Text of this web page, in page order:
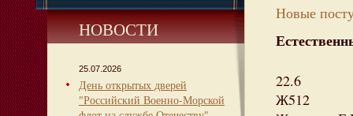
НОВОСТИ
25.07.2026
День открытых дверей
"Российский Военно-Морской
Новые
22.6
Ж512